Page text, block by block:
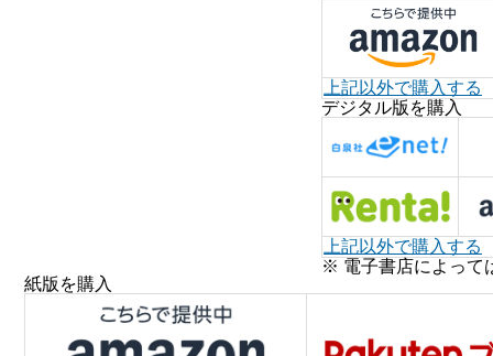
上記以外で購入する
デジタル版を購入
上記以外で購入する
※ 電子書店によって
紙版を購入